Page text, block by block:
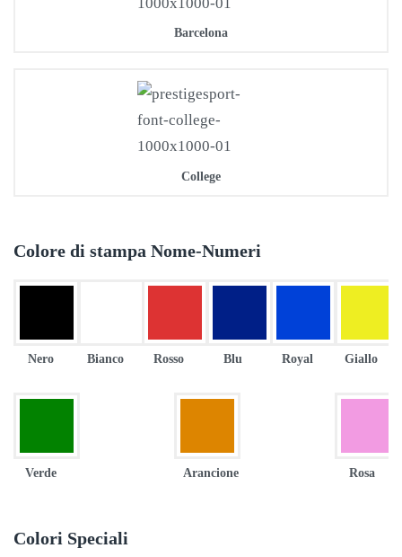
Barcelona
College
Colore di stampa Nome-Numeri
Nero Bianco Rosso Blu Royal Giallo
Verde Arancione Rosa
Colori Speciali